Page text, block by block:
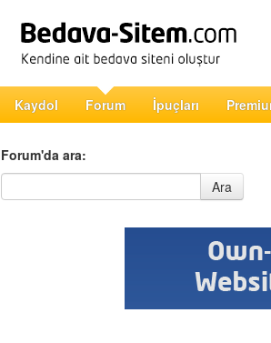
Kaydol Forum İpuçları
Forum'da ara:
Forum'da ara
Ara